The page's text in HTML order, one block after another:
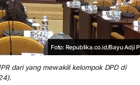
Foto: Republika.co.id/Bayu Adji P
dari yang mewakili kelompok DPD di